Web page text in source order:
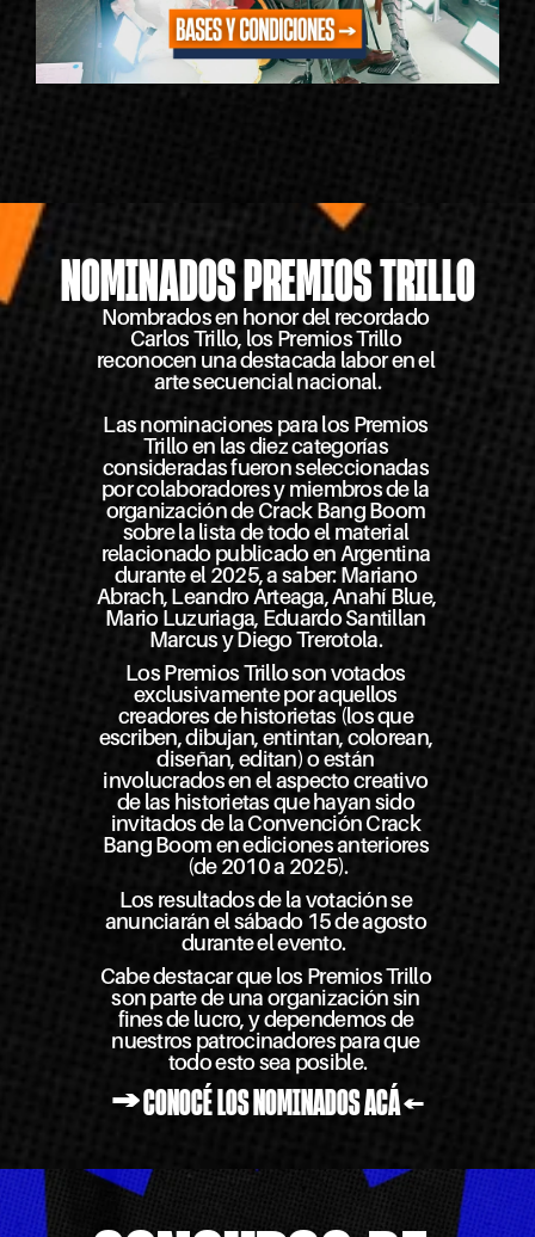
NOMINADOS PREMIOS TRILLO
Nombrados en honor del recordado
Carlos Trillo, los Premios Trillo
reconocen una destacada labor en el
arte secuencial nacional.
Las nominaciones para los Premios
Trillo en las diez categorías
consideradas fueron seleccionadas
por colaboradores y miembros de la
organización de Crack Bang Boom
sobre la lista de todo el material
relacionado publicado en Argentina
durante el 2025, a saber: Mariano
Abrach, Leandro Arteaga, Anahí Blue,
Mario Luzuriaga, Eduardo Santillan
Marcus y Diego Trerotola.
Los Premios Trillo son votados
exclusivamente por aquellos
creadores de historietas (los que
escriben, dibujan, entintan, colorean,
diseñan, editan) o están
involucrados en el aspecto creativo
de las historietas que hayan sido
invitados de la Convención Crack
Bang Boom en ediciones anteriores
(de 2010 a 2025).
Los resultados de la votación se
anunciarán el sábado 15 de agosto
durante el evento.
Cabe destacar que los Premios Trillo
son parte de una organización sin
fines de lucro, y dependemos de
nuestros patrocinadores para que
todo esto sea posible.
→ CONOCÉ LOS NOMINADOS ACÁ ←